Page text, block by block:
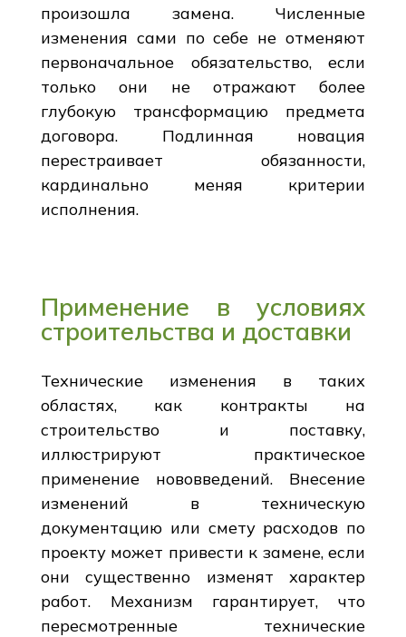
произошла замена. Численные
изменения сами по себе не отменяют
первоначальное обязательство, если
только они не отражают более
глубокую трансформацию предмета
договора. Подлинная новация
перестраивает обязанности,
кардинально меняя критерии
исполнения.
Применение в условиях
строительства и доставки
Технические изменения в таких
областях, как контракты на
строительство и поставку,
иллюстрируют практическое
применение нововведений. Внесение
изменений в техническую
документацию или смету расходов по
проекту может привести к замене, если
они существенно изменят характер
работ. Механизм гарантирует, что
пересмотренные технические